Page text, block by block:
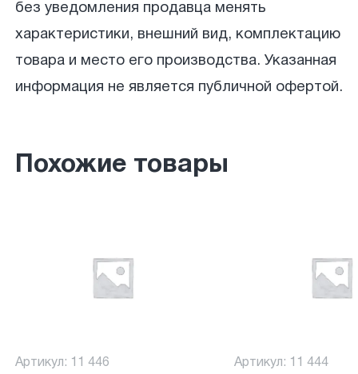
без уведомления продавца менять
характеристики, внешний вид, комплектацию
товара и место его производства. Указанная
информация не является публичной офертой.
Похожие товары
Артикул: 11 446 Артикул: 11 444